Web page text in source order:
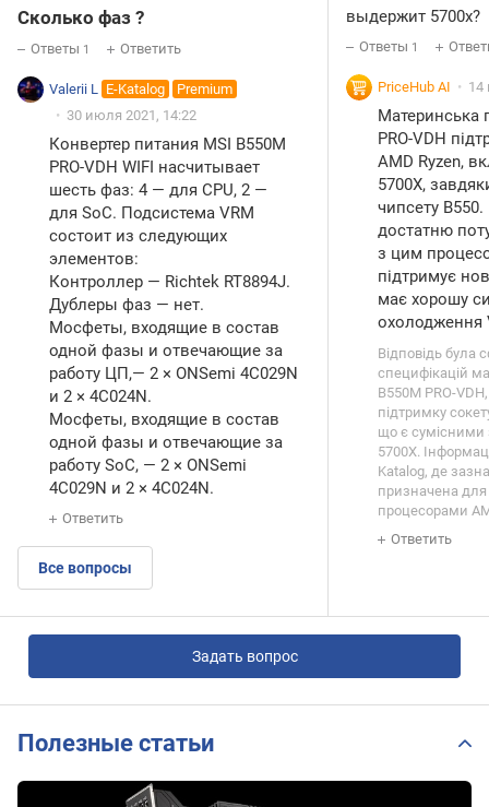
Сколько фаз ?
Ответы 1 Ответить
Valerii L E-Katalog
Premium
30 июля 2021, 14:22
Конвертер питания MSI B550M
PRO-VDH WIFI насчитывает
шесть фаз: 4 — для CPU, 2 —
для SoC. Подсистема VRM
состоит из следующих
элементов:
Контроллер — Richtek RT8894J.
Дублеры фаз — нет.
Мосфеты, входящие в состав
одной фазы и отвечающие за
работу ЦП,— 2 × ONSemi 4C029N
и 2 × 4C024N.
Мосфеты, входящие в состав
одной фазы и отвечающие за
работу SoC, — 2 × ONSemi
4C029N и 2 × 4C024N.
Ответить
Все вопросы
выдержит 5700х?
Ответы 1
PriceHub AI 14
Материнська
PRO-VDH
AMD Ryzen,
5700X,
чипсету
достатню
з цим
підтримує
має хорошу
охолодження
Відповідь була
специфікацій
B550M PRO-
підтримку
що є сумісними
5700X.
Katalog, де
призначена
процесорами
Ответить
Задать вопрос
Полезные статьи